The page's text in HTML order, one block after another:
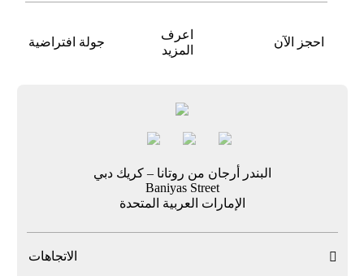
احجز الآن
اعرف
المزيد
جولة افتراضية
البندر أرجان من روتانا – كريك دبي
Baniyas Street
الإمارات العربية المتحدة
 الاتجاهات